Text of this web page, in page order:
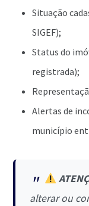
Situação
SIGEF);
Status do
registrada);
Alertas de
município
alterar ou